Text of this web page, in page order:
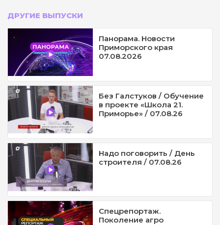
ДРУГИЕ ВЫПУСКИ
Панорама. Новости
Приморского края
07.08.2026
Без Галстуков / Обучение
в проекте «Школа 21.
Приморье» / 07.08.26
Надо поговорить / День
строителя / 07.08.26
Спецрепортаж.
Поколение агро